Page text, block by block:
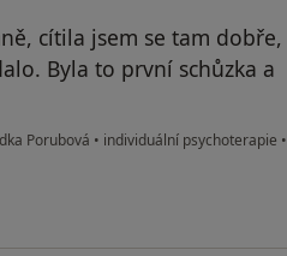
cítila jsem se tam dobře,
Byla to první schůzka a
Porubová • individuální psychoterapie •